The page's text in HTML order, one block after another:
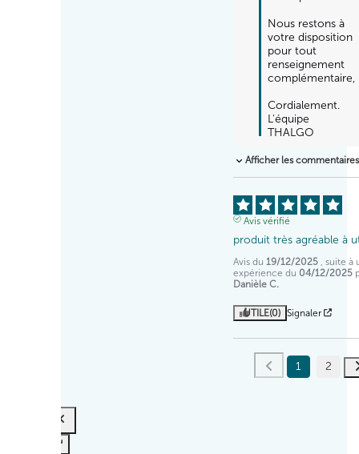
Nous restons à
votre disposition
pour tout
renseignement
complémentaire,
Cordialement.
L'équipe
THALGO
Afficher les commentaires
Avis vérifié
produit très agréable à
Avis du 19/12/2025
, suite à
expérience du 04/12/2025
Danièle C.
UTILE(0) Signaler
1 2